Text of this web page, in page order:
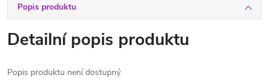
Popis produktu
Detailní popis produktu
Popis produktu není dostupný